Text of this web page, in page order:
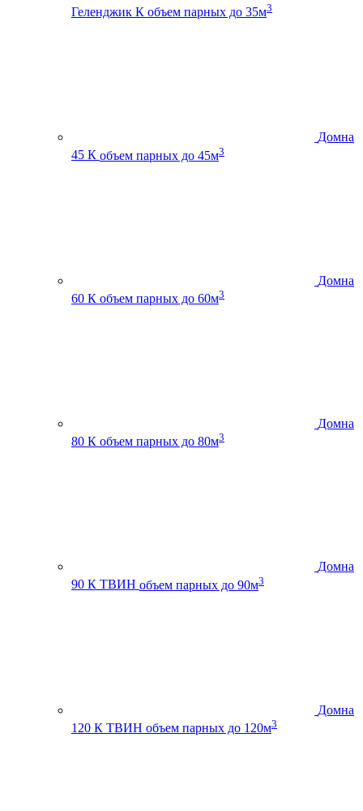
Геленджик К объем парных до 35м3
Домна
45 К объем парных до 45м3
Домна
60 К объем парных до 60м3
Домна
80 К объем парных до 80м3
Домна
90 К ТВИН объем парных до 90м3
Домна
120 К ТВИН объем парных до 120м3